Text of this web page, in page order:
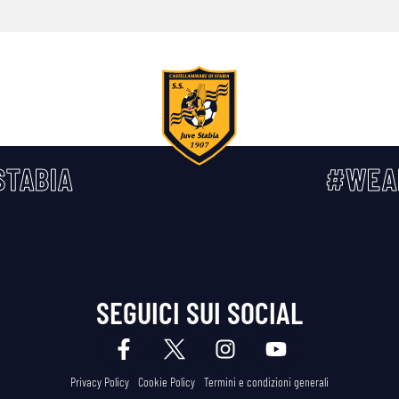
SEGUICI SUI SOCIAL
Privacy Policy Cookie Policy Termini e condizioni generali